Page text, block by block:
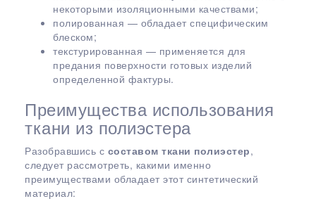
некоторыми изоляционными качествами;
полированная — обладает специфическим
блеском;
текстурированная — применяется для
предания поверхности готовых изделий
определенной фактуры.
Преимущества использования
ткани из полиэстера
Разобравшись с составом ткани полиэстер,
следует рассмотреть, какими именно
преимуществами обладает этот синтетический
материал: